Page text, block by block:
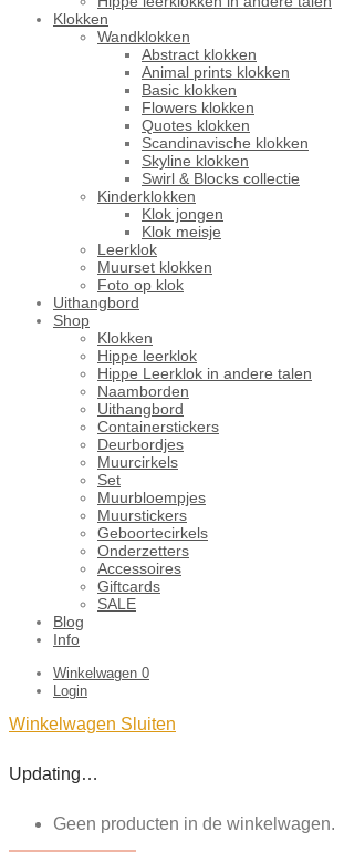
Klokken
Wandklokken
Abstract klokken
Animal prints klokken
Basic klokken
Flowers klokken
Quotes klokken
Scandinavische klokken
Skyline klokken
Swirl & Blocks collectie
Kinderklokken
Klok jongen
Klok meisje
Leerklok
Muurset klokken
Foto op klok
Uithangbord
Shop
Klokken
Hippe leerklok
Hippe Leerklok in andere talen
Naamborden
Uithangbord
Containerstickers
Deurbordjes
Muurcirkels
Set
Muurbloempjes
Muurstickers
Geboortecirkels
Onderzetters
Accessoires
Giftcards
SALE
Blog
Info
Winkelwagen 0
Login
Winkelwagen Sluiten
Updating…
Geen producten in de winkelwagen.